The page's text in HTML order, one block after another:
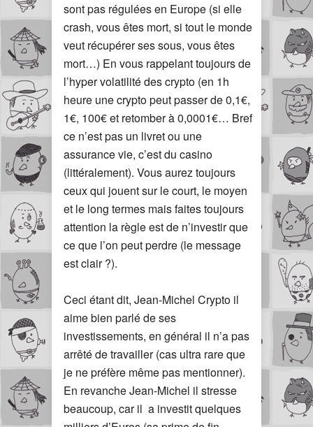
sont pas régulées en Europe (si elle
crash, vous êtes mort, si tout le monde
veut récupérer ses sous, vous êtes
mort…) En vous rappelant toujours de
l’hyper volatilité des crypto (en 1h
heure une crypto peut passer de 0,1€,
1€, 100€ et retomber à 0,0001€… Bref
ce n’est pas un livret ou une
assurance vie, c’est du casino
(littéralement). Vous aurez toujours
ceux qui jouent sur le court, le moyen
et le long termes mais faites toujours
attention la règle est de n’investir que
ce que l’on peut perdre (le message
est clair ?).
Ceci étant dit, Jean-Michel Crypto il
aime bien parlé de ses
investissements, en général il n’a pas
arrêté de travailler (cas ultra rare que
je ne préfère même pas mentionner).
En revanche Jean-Michel il stresse
beaucoup, car il a investit quelques